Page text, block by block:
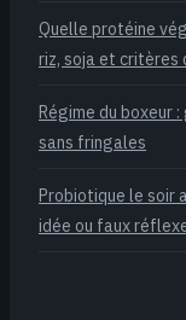
Quelle protéine
riz, soja et critères
Régime du boxeur
sans fringales
Probiotique le soir
idée ou faux